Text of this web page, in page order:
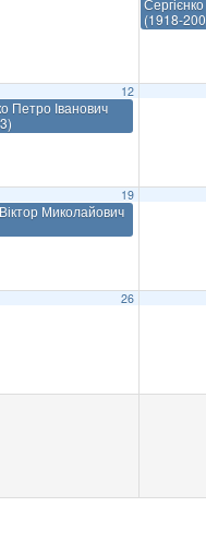
(1918-
12
Петро Іванович
19
Миколайович
26